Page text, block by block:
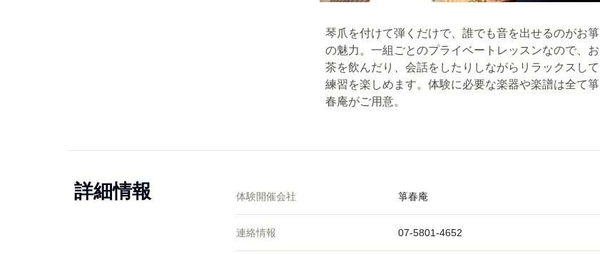
琴爪を付けて弾くだけで、誰でも音を出せるのがお箏
の魅力。一組ごとのプライベートレッスンなので、お
茶を飲んだり、会話をしたりしながらリラックスして
練習を楽しめます。体験に必要な楽器や楽譜は全て箏
春庵がご用意。
詳細情報 体験開催会社 箏春庵
連絡情報 07-5801-4652